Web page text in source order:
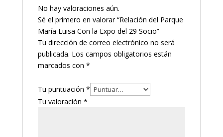
No hay valoraciones aún.
Sé el primero en valorar “Relación del Parque
María Luisa Con la Expo del 29 Socio”
Tu dirección de correo electrónico no será
publicada. Los campos obligatorios están
marcados con *
Tu puntuación *
Tu valoración *